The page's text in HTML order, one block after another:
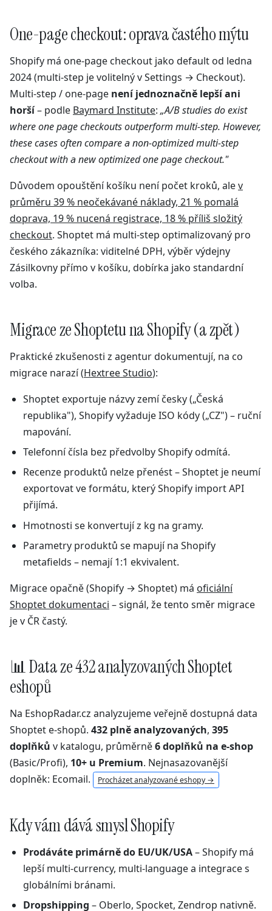
One-page checkout: oprava častého mýtu
Shopify má one-page checkout jako default od ledna
2024 (multi-step je volitelný v Settings → Checkout).
Multi-step / one-page není jednoznačně lepší ani
horší– podle Baymard Institute: „A/B studies do exist
where one page checkouts outperform multi-step. However,
these cases often compare a non-optimized multi-step
checkout with a new optimized one page checkout."
Důvodem opouštění košíku není počet kroků, alev
průměru 39 % neočekávané náklady, 21 % pomalá
doprava, 19 % nucená registrace, 18 % příliš složitý
checkout. Shoptet má multi-step optimalizovaný pro
českého zákazníka: viditelné DPH, výběr výdejny
Zásilkovny přímo v košíku, dobírka jako standardní
volba.
Migrace ze Shoptetu na Shopify (a zpět)
Praktické zkušenosti z agentur dokumentují, na co
migrace narazí (Hextree Studio):
Shoptet exportuje názvy zemí česky („Česká
republika"), Shopify vyžaduje ISO kódy („CZ") – ruční
mapování.
Telefonní čísla bez předvolby Shopify odmítá.
Recenze produktů nelze přenést – Shoptet je neumí
exportovat ve formátu, který Shopify import API
přijímá.
Hmotnosti se konvertují z kg na gramy.
Parametry produktů se mapují na Shopify
metafields – nemají 1:1 ekvivalent.
Migrace opačně (Shopify → Shoptet) má oficiální
Shoptet dokumentaci – signál, že tento směr migrace
je v ČR častý.
📊 Data ze 432 analyzovaných Shoptet
eshopů
Na EshopRadar.cz analyzujeme veřejně dostupná data
Shoptet e-shopů. 432 plně analyzovaných, 395
doplňků v katalogu, průměrně6 doplňků na e-shop
(Basic/Profi), 10+ u Premium. Nejnasazovanější
doplněk: Ecomail.
Procházet analyzované eshopy →
Kdy vám dává smysl Shopify
Prodáváte primárně do EU/UK/USA– Shopify má
lepší multi-currency, multi-language a integrace s
globálními bránami.
Dropshipping – Oberlo, Spocket, Zendrop nativně.